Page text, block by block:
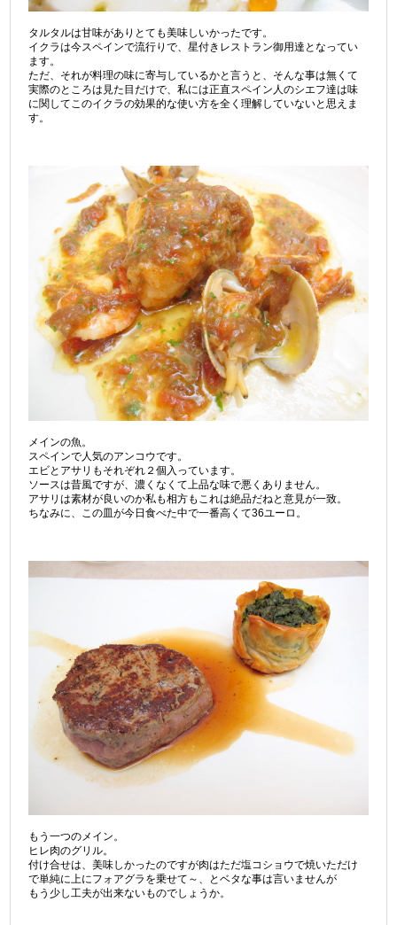
タルタルは甘味がありとても美味しいかったです。
イクラは今スペインで流行りで、星付きレストラン御用達となってい
ます。
ただ、それが料理の味に寄与しているかと言うと、そんな事は無くて
実際のところは見た目だけで、私には正直スペイン人のシエフ達は味
に関してこのイクラの効果的な使い方を全く理解していないと思えま
す。
メインの魚。
スペインで人気のアンコウです。
エビとアサリもそれぞれ２個入っています。
ソースは昔風ですが、濃くなくて上品な味で悪くありません。
アサリは素材が良いのか私も相方もこれは絶品だねと意見が一致。
ちなみに、この皿が今日食べた中で一番高くて36ユーロ。
もう一つのメイン。
ヒレ肉のグリル。
付け合せは、美味しかったのですが肉はただ塩コショウで焼いただけ
で単純に上にフォアグラを乗せて～、とベタな事は言いませんが
もう少し工夫が出来ないものでしょうか。